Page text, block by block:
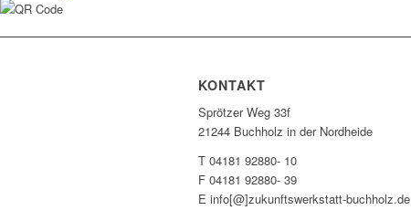
KONTAKT
Sprötzer Weg 33f
21244 Buchholz in der Nordheide
T 04181 92880- 10
F 04181 92880- 39
E info[@]zukunftswerkstatt-buchholz.de